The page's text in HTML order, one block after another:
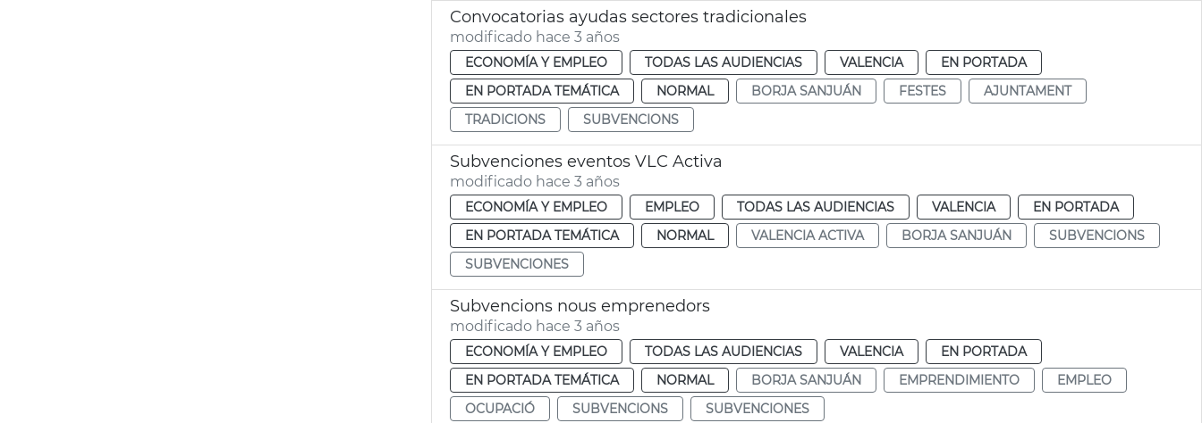
Convocatorias ayudas sectores tradicionales
modificado hace 3 años
ECONOMÍA Y EMPLEO TODAS LAS AUDIENCIAS VALENCIA
EN PORTADA
EN PORTADA TEMÁTICA
NORMAL BORJA SANJUÁN FESTES
AJUNTAMENT
TRADICIONS
SUBVENCIONS
Subvenciones eventos VLC Activa
modificado hace 3 años
ECONOMÍA Y EMPLEO EMPLEO TODAS LAS AUDIENCIAS VALENCIA
EN PORTADA
EN PORTADA TEMÁTICA
NORMAL VALENCIA ACTIVA BORJA SANJUÁN
SUBVENCIONS
SUBVENCIONES
Subvencions nous emprenedors
modificado hace 3 años
ECONOMÍA Y EMPLEO TODAS LAS AUDIENCIAS VALENCIA
EN PORTADA
EN PORTADA TEMÁTICA
NORMAL BORJA SANJUÁN EMPRENDIMIENTO
EMPLEO
OCUPACIÓ
SUBVENCIONS SUBVENCIONES